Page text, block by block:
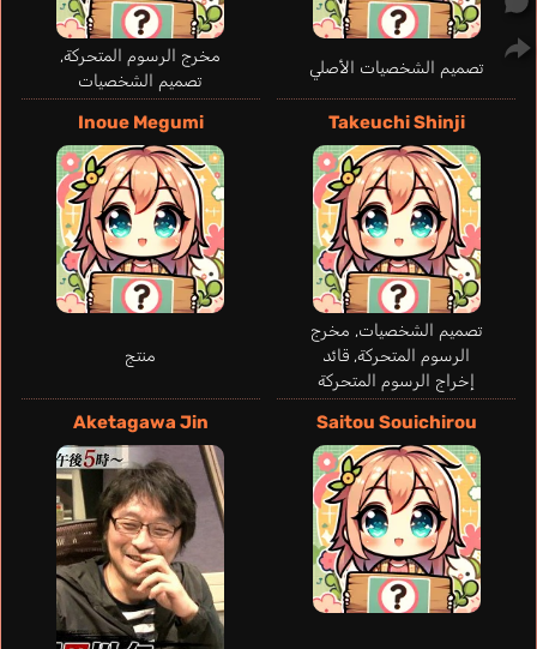
تصميم الشخصيات الأصلي
مخرج الرسوم المتحركة,
تصميم الشخصيات
Takeuchi Shinji
تصميم الشخصيات, مخرج
الرسوم المتحركة, قائد
إخراج الرسوم المتحركة
Inoue Megumi
منتج
Saitou Souichirou
Aketagawa Jin
Ashuu
Kojima Sachiko